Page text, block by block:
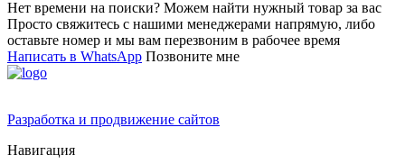
Нет времени на поиски? Можем найти нужный товар за вас
Просто свяжитесь с нашими менеджерами напрямую, либо
оставьте номер и мы вам перезвоним в рабочее время
Написать в WhatsApp Позвоните мне
Разработка и продвижение сайтов
Навигация